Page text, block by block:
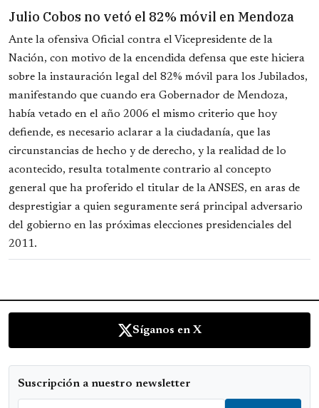
Julio Cobos no vetó el 82% móvil en Mendoza
Ante la ofensiva Oficial contra el Vicepresidente de la
Nación, con motivo de la encendida defensa que este hiciera
sobre la instauración legal del 82% móvil para los Jubilados,
manifestando que cuando era Gobernador de Mendoza,
había vetado en el año 2006 el mismo criterio que hoy
defiende, es necesario aclarar a la ciudadanía, que las
circunstancias de hecho y de derecho, y la realidad de lo
acontecido, resulta totalmente contrario al concepto
general que ha proferido el titular de la ANSES, en aras de
desprestigiar a quien seguramente será principal adversario
del gobierno en las próximas elecciones presidenciales del
2011.
Síganos en X
Suscripción a nuestro newsletter